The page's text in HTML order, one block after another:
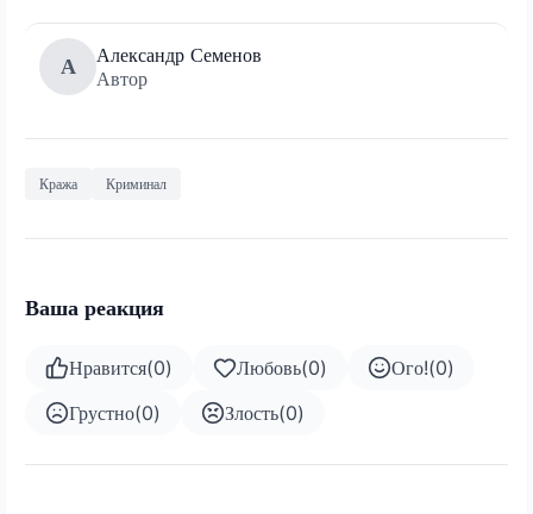
А
Александр Семенов
Автор
Кража Криминал
Ваша реакция
Нравится(0) Любовь(0) Ого!(0)
Грустно(0) Злость(0)